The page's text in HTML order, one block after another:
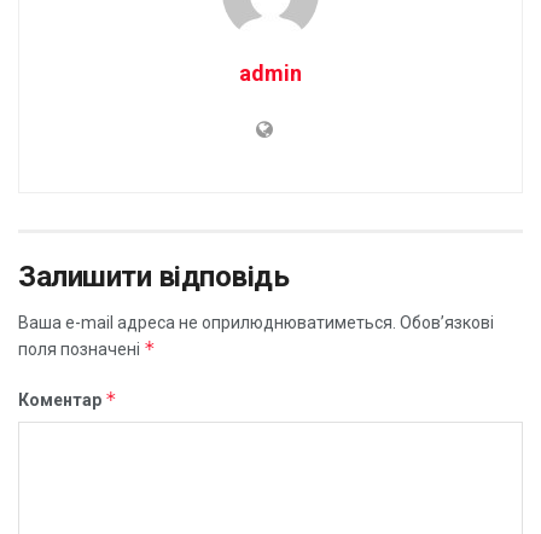
admin
Залишити відповідь
Ваша e-mail адреса не оприлюднюватиметься. Обов’язкові
поля позначені *
Коментар *